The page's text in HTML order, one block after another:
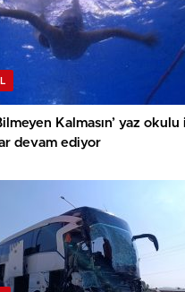
Kalmasın’ yaz okulu
devam ediyor